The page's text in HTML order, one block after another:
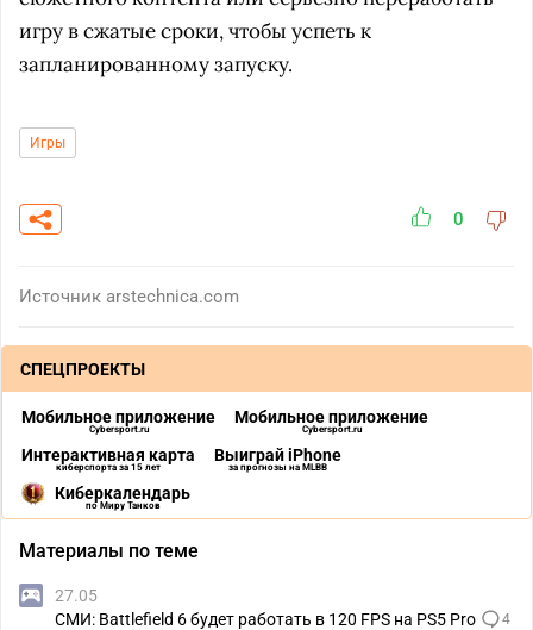
игру в сжатые сроки, чтобы успеть к
запланированному запуску.
Игры
0
Источник arstechnica.com
СПЕЦПРОЕКТЫ
Мобильное приложение
Cybersport.ru
Мобильное приложение
Cybersport.ru
Интерактивная карта
киберспорта за 15 лет
Выиграй iPhone
за прогнозы на MLBB
Киберкалендарь
по Миру Танков
Материалы по теме
27.05
СМИ: Battlefield 6 будет работать в 120 FPS на PS5 Pro
4